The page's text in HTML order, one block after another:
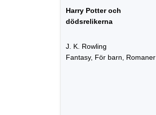
Harry Potter och
dödsrelikerna
J. K. Rowling
Fantasy, För barn, Romaner